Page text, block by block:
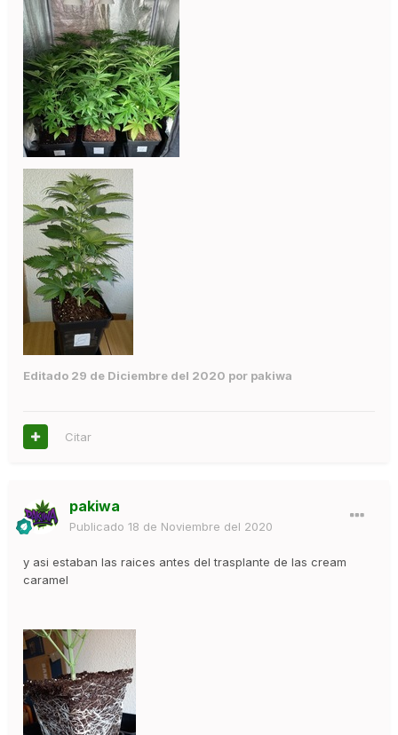
Editado 29 de Diciembre del 2020 por pakiwa
Citar
pakiwa
Publicado 18 de Noviembre del 2020
y asi estaban las raices antes del trasplante de las cream
caramel